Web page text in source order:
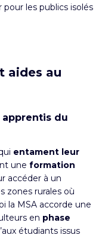
pour les publics isolés
aides au
du
entament leur
une formation
accéder à un
zones rurales où
la MSA accorde une
en phase
étudiants issus